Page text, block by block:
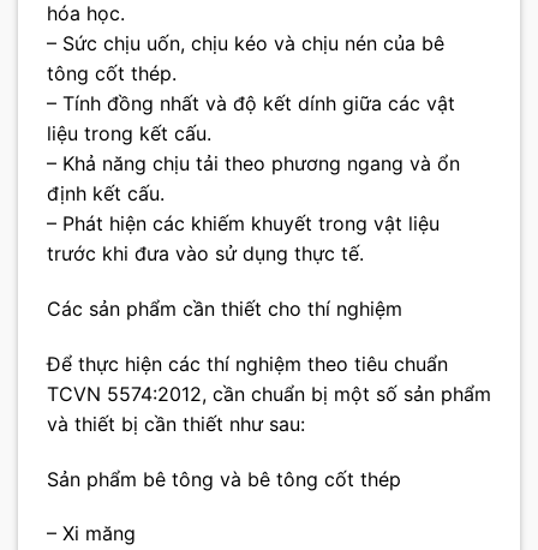
hóa học.
– Sức chịu uốn, chịu kéo và chịu nén của bê
tông cốt thép.
– Tính đồng nhất và độ kết dính giữa các vật
liệu trong kết cấu.
– Khả năng chịu tải theo phương ngang và ổn
định kết cấu.
– Phát hiện các khiếm khuyết trong vật liệu
trước khi đưa vào sử dụng thực tế.
Các sản phẩm cần thiết cho thí nghiệm
Để thực hiện các thí nghiệm theo tiêu chuẩn
TCVN 5574:2012, cần chuẩn bị một số sản phẩm
và thiết bị cần thiết như sau:
Sản phẩm bê tông và bê tông cốt thép
– Xi măng